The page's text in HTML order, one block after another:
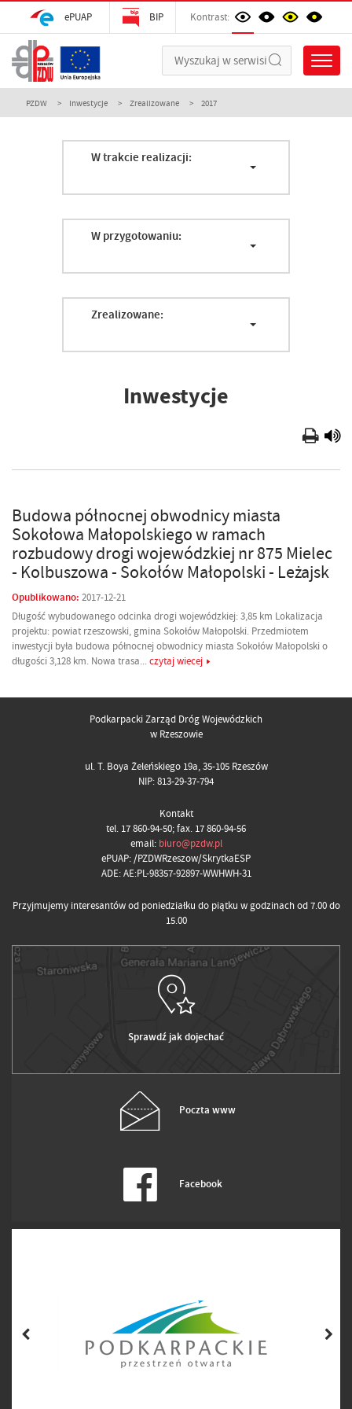
ePUAP BIP Kontrast:
PZDW Inwestycje Zrealizowane 2017
W trakcie realizacji:
W przygotowaniu:
Zrealizowane:
Inwestycje
Budowa północnej obwodnicy miasta
Sokołowa Małopolskiego w ramach
rozbudowy drogi wojewódzkiej nr 875 Mielec
- Kolbuszowa - Sokołów Małopolski - Leżajsk
Opublikowano: 2017-12-21
Długość wybudowanego odcinka drogi wojewódzkiej: 3,85 km Lokalizacja
projektu: powiat rzeszowski, gmina Sokołów Małopolski. Przedmiotem
inwestycji była budowa północnej obwodnicy miasta Sokołów Małopolski o
długości 3,128 km. Nowa trasa...czytaj wiecej
Podkarpacki Zarząd Dróg Wojewódzkich
w Rzeszowie
ul. T. Boya Żeleńskiego 19a, 35-105 Rzeszów
NIP: 813-29-37-794
Kontakt
tel. 17 860-94-50; fax. 17 860-94-56
email: biuro@pzdw.pl
ePUAP: /PZDWRzeszow/SkrytkaESP
ADE: AE:PL-98357-92897-WWHWH-31
Przyjmujemy interesantów od poniedziałku do piątku w godzinach od 7.00 do
15.00
Sprawdź jak dojechać
Poczta www
Facebook